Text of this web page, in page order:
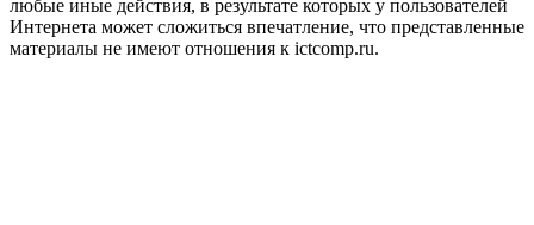
любые иные действия, в результате которых у пользователей
Интернета может сложиться впечатление, что представленные
материалы не имеют отношения к ictcomp.ru.